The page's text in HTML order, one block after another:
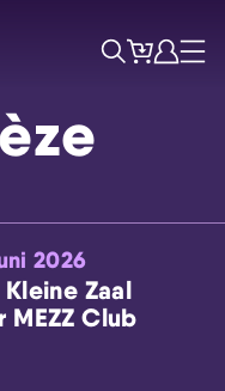
ZoekTicketsAccount
Menu
2026
Kleine Zaal
MEZZ Club